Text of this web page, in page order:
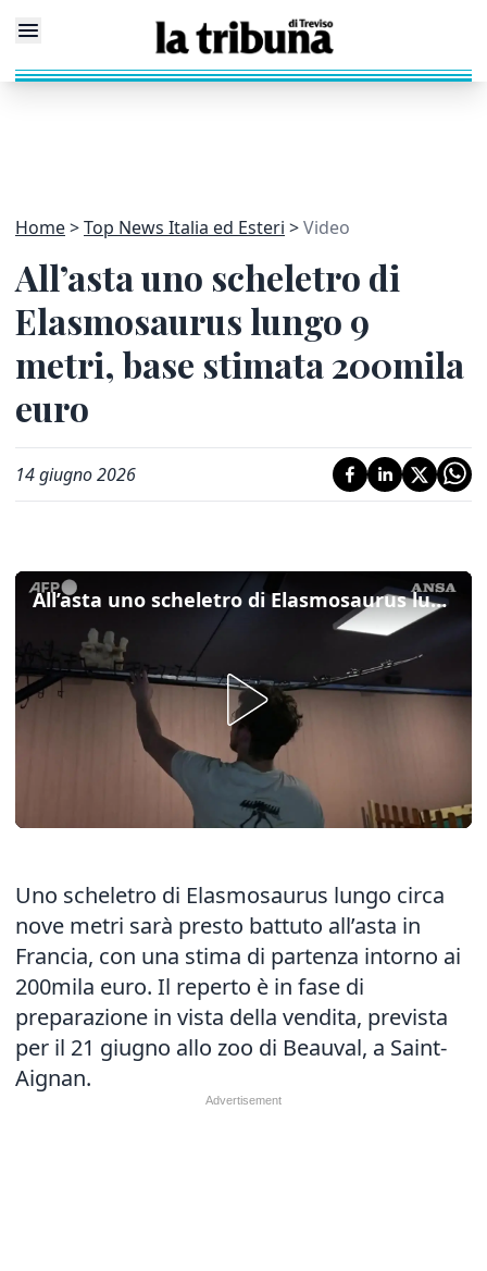
Home Top News Italia ed Esteri Video
All’asta uno scheletro di
Elasmosaurus lungo 9
metri, base stimata 200mila
euro
14 giugno 2026
All’asta uno scheletro di Elasmosaurus lungo 9 metri, base stimata 200mila euro
Uno scheletro di Elasmosaurus lungo circa
nove metri sarà presto battuto all’asta in
Francia, con una stima di partenza intorno ai
200mila euro. Il reperto è in fase di
preparazione in vista della vendita, prevista
per il 21 giugno allo zoo di Beauval, a Saint-
Aignan.